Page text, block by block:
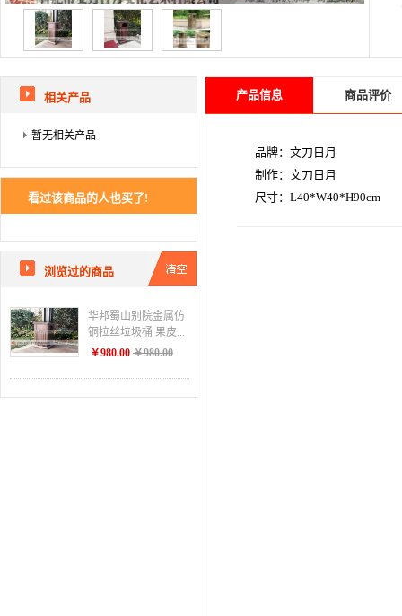
相关产品
暂无相关产品
看过该商品的人也买了!
浏览过的商品
华邦蜀山别院金属仿
铜拉丝垃圾桶 果皮...
￥980.00 ￥980.00
产品信息 商品评价
品牌：文刀日月
制作：文刀日月
尺寸：L40*W40*H90cm